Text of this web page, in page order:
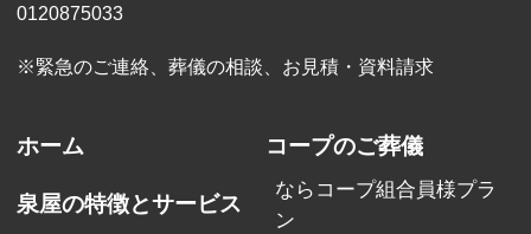
0120875033
※緊急のご連絡、葬儀の相談、 お見積・資料請求
ホーム
泉屋の特徴とサービス
コープのご葬儀
ならコープ組合員様プラ
ン